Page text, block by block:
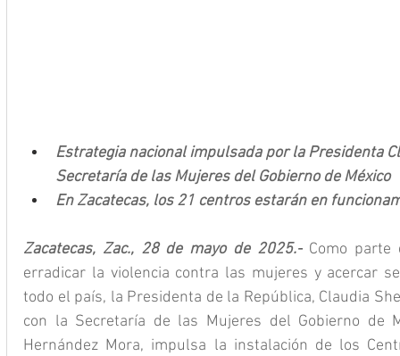
Estrategia nacional impulsada por la Presidenta
Secretaría de las Mujeres del Gobierno de México
En Zacatecas, los 21 centros estarán en
Zacatecas, Zac., 28 de mayo de 2025.- Como parte
erradicar la violencia contra las mujeres y acercar
todo el país, la Presidenta de la República, Claudia
con la Secretaría de las Mujeres del Gobierno de
Hernández Mora, impulsa la instalación de los